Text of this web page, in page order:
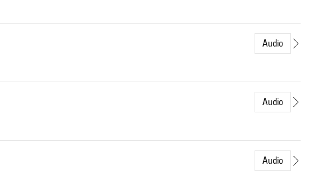
Audio
Audio
Audio